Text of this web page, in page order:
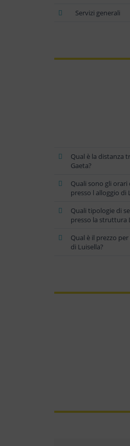
Servizi generali
Qual è la distanza
Gaeta?
Quali sono gli
presso l alloggio di
Quali tipologie di
presso la struttura
Qual è il prezzo
di Luisella?